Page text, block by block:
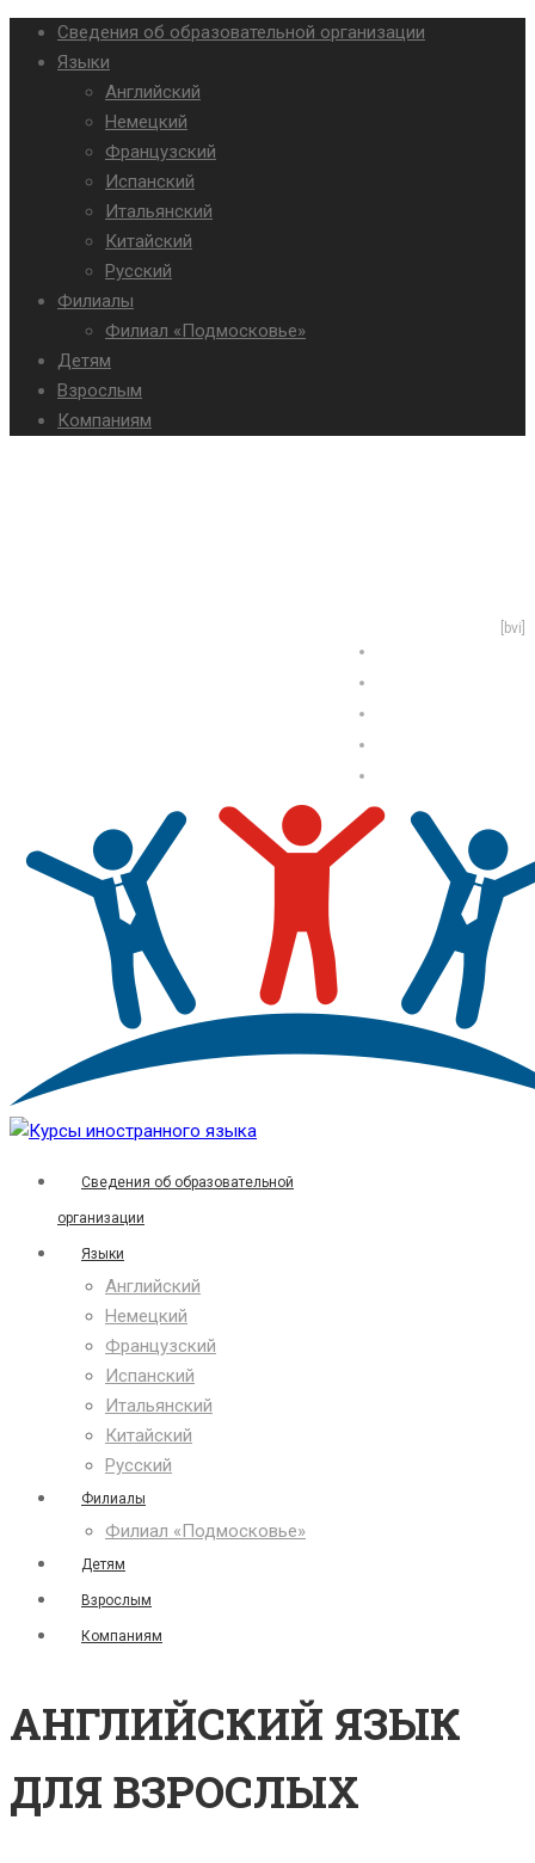
Сведения об образовательной организации
Языки
Английский
Немецкий
Французский
Испанский
Итальянский
Китайский
Русский
Филиалы
Филиал «Подмосковье»
Детям
Взрослым
Компаниям
[bvi]
Сведения об образовательной
организации
Языки
Английский
Немецкий
Французский
Испанский
Итальянский
Китайский
Русский
Филиалы
Филиал «Подмосковье»
Детям
Взрослым
Компаниям
АНГЛИЙСКИЙ ЯЗЫК
ДЛЯ ВЗРОСЛЫХ